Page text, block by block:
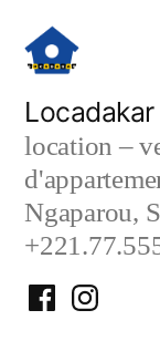
contenu
Locadakar
location –
Ngaparou,
FacebookInstagram